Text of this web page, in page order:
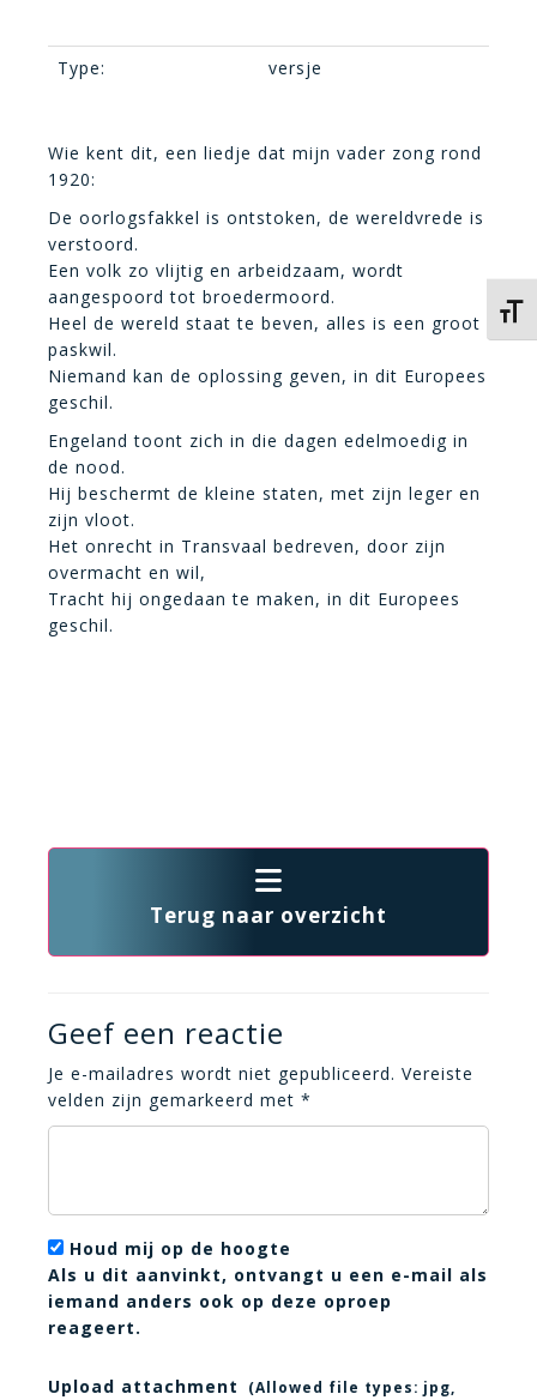
Type: versje
Wie kent dit, een liedje dat mijn vader zong rond
1920:
De oorlogsfakkel is ontstoken, de wereldvrede is
verstoord.
Een volk zo vlijtig en arbeidzaam, wordt
aangespoord tot broedermoord.
Heel de wereld staat te beven, alles is een groot
paskwil.
Niemand kan de oplossing geven, in dit Europees
geschil.
Engeland toont zich in die dagen edelmoedig in
de nood.
Hij beschermt de kleine staten, met zijn leger en
zijn vloot.
Het onrecht in Transvaal bedreven, door zijn
overmacht en wil,
Tracht hij ongedaan te maken, in dit Europees
geschil.
Terug naar overzicht
Geef een reactie
Je e-mailadres wordt niet gepubliceerd. Vereiste
velden zijn gemarkeerd met *
Houd mij op de hoogte
Als u dit aanvinkt, ontvangt u een e-mail als
iemand anders ook op deze oproep
reageert.
Upload attachment (Allowed file types: jpg,